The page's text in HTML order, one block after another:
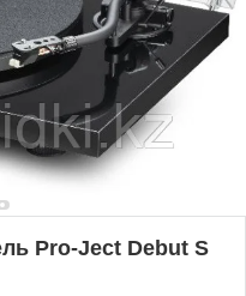
Pro-Ject Debut S